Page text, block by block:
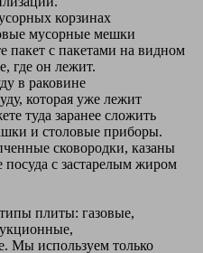
корзинах
мусорные мешки
пакет с пакетами на видном
где он лежит.
в раковине
которая уже лежит
туда заранее сложить
и столовые приборы.
сковородки, казаны
посуда с застарелым жиром
плиты: газовые,
Мы используем только